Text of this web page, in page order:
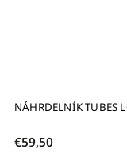
NÁHRDELNÍK TUBES
€59,50